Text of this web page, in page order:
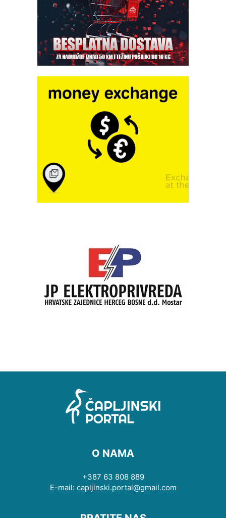
O NAMA
+387 63 808 889
E-mail: capljinski.portal@gmail.com